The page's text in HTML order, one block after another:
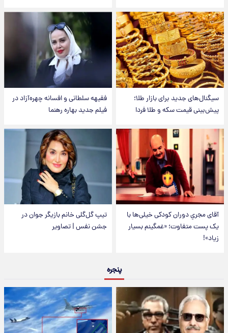
سیگنال‌های جدید برای بازار طلا؛
پیش‌بینی قیمت سکه و طلا فردا
فقیهه سلطانی و افسانه چهره‌آزاد در
فیلم جدید بهاره رهنما
آقای مجریِ دوران کودکی خیلی‌ها با
یک پست متفاوت؛ «غمگینم بسیار
زیاد»!
تیپ گل‌گلی خانم بازیگر جوان در
جشن نفس | تصاویر
پنجره